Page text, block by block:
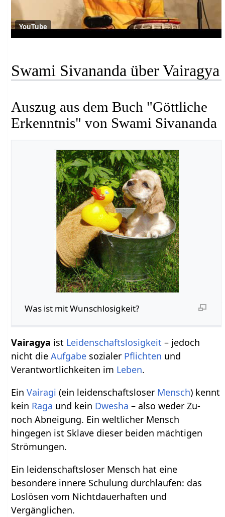
YouTube
Swami Sivananda über Vairagya
Auszug aus dem Buch "Göttliche
Erkenntnis" von Swami Sivananda
Was ist mit Wunschlosigkeit?
Vairagya ist Leidenschaftslosigkeit – jedoch
nicht dieAufgabe sozialer Pflichten und
Verantwortlichkeiten im Leben.
EinVairagi (ein leidenschaftsloser Mensch) kennt
kein Raga und kein Dwesha – also weder Zu-
noch Abneigung. Ein weltlicher Mensch
hingegen ist Sklave dieser beiden mächtigen
Strömungen.
Ein leidenschaftsloser Mensch hat eine
besondere innere Schulung durchlaufen: das
Loslösen vom Nichtdauerhaften und
Vergänglichen.